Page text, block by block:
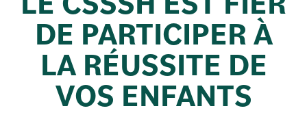
DE PARTICIPER À
LA RÉUSSITE DE
VOS ENFANTS